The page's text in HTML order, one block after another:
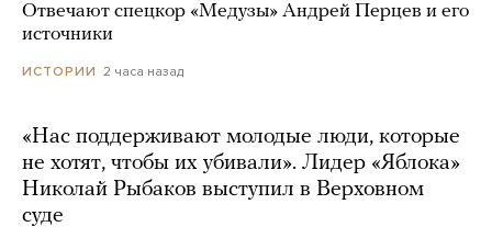
Отвечают спецкор «Медузы» Андрей Перцев и его
источники
ИСТОРИИ 2 часа назад
«Нас поддерживают молодые люди, которые
не хотят, чтобы их убивали». Лидер «Яблока»
Николай Рыбаков выступил в Верховном
суде